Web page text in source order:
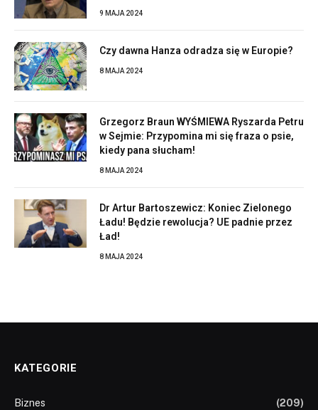
9 MAJA 2024
Czy dawna Hanza odradza się w Europie?
8 MAJA 2024
Grzegorz Braun WYŚMIEWA Ryszarda Petru
w Sejmie: Przypomina mi się fraza o psie,
kiedy pana słucham!
8 MAJA 2024
Dr Artur Bartoszewicz: Koniec Zielonego
Ładu! Będzie rewolucja? UE padnie przez
Ład!
8 MAJA 2024
KATEGORIE
Biznes
(209)